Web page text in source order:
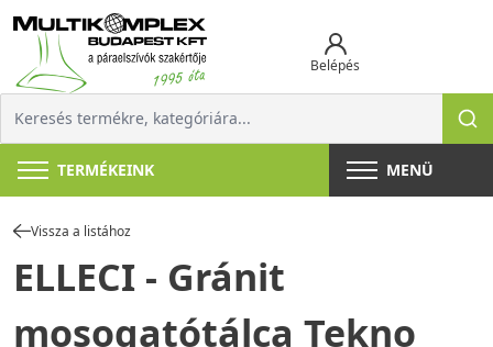
Belépés
TERMÉKEINK MENÜ
Vissza a listához
ELLECI - Gránit
mosogatótálca Tekno